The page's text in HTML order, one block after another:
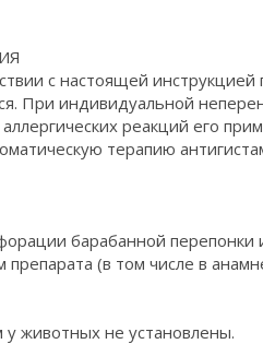
с настоящей инструкцией
При индивидуальной
реакций его
терапию
барабанной перепонки
препарата (в том числе в
животных не установлены.